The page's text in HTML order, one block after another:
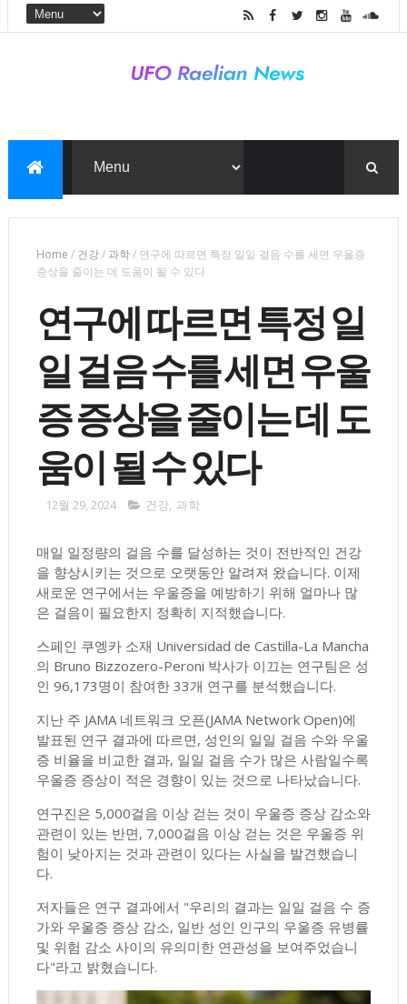
Home / 건강/ 과학/ 연구에 따르면 특정 일일 걸음 수를 세면 우울증
증상을 줄이는 데 도움이 될 수 있다
연구에 따르면 특정 일
일 걸음 수를 세면 우울
증 증상을 줄이는 데 도
움이 될 수 있다
12월 29, 2024 건강, 과학
매일 일정량의 걸음 수를 달성하는 것이 전반적인 건강
을 향상시키는 것으로 오랫동안 알려져 왔습니다. 이제
새로운 연구에서는 우울증을 예방하기 위해 얼마나 많
은 걸음이 필요한지 정확히 지적했습니다.
스페인 쿠엥카 소재 Universidad de Castilla-La Mancha
의 Bruno Bizzozero-Peroni 박사가 이끄는 연구팀은 성
인 96,173명이 참여한 33개 연구를 분석했습니다.
지난 주 JAMA 네트워크 오픈(JAMA Network Open)에
발표된 연구 결과에 따르면, 성인의 일일 걸음 수와 우울
증 비율을 비교한 결과, 일일 걸음 수가 많은 사람일수록
우울증 증상이 적은 경향이 있는 것으로 나타났습니다.
연구진은 5,000걸음 이상 걷는 것이 우울증 증상 감소와
관련이 있는 반면, 7,000걸음 이상 걷는 것은 우울증 위
험이 낮아지는 것과 관련이 있다는 사실을 발견했습니
다.
저자들은 연구 결과에서 "우리의 결과는 일일 걸음 수 증
가와 우울증 증상 감소, 일반 성인 인구의 우울증 유병률
및 위험 감소 사이의 유의미한 연관성을 보여주었습니
다"라고 밝혔습니다.